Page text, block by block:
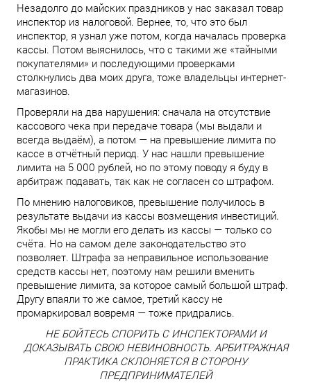
Незадолго до майских праздников у нас заказал товар
инспектор из налоговой. Вернее, то, что это был
инспектор, я узнал уже потом, когда началась проверка
кассы. Потом выяснилось, что с такими же «тайными
покупателями» и последующими проверками
столкнулись два моих друга, тоже владельцы интернет-
магазинов.
Проверяли на два нарушения: сначала на отсутствие
кассового чека при передаче товара (мы выдали и
всегда выдаём), а потом — на превышение лимита по
кассе в отчётный период. У нас нашли превышение
лимита на 5 000 рублей, но по этому поводу я буду в
арбитраж подавать, так как не согласен со штрафом.
По мнению налоговиков, превышение получилось в
результате выдачи из кассы возмещения инвестиций.
Якобы мы не могли его делать из кассы — только со
счёта. Но на самом деле законодательство это
позволяет. Штрафа за неправильное использование
средств кассы нет, поэтому нам решили вменить
превышение лимита, за которое самый большой штраф.
Другу впаяли то же самое, третий кассу не
промаркировал вовремя — тоже придрались.
НЕ БОЙТЕСЬ СПОРИТЬ С ИНСПЕКТОРАМИ И
ДОКАЗЫВАТЬ СВОЮ НЕВИНОВНОСТЬ. АРБИТРАЖНАЯ
ПРАКТИКА СКЛОНЯЕТСЯ В СТОРОНУ
ПРЕДПРИНИМАТЕЛЕЙ